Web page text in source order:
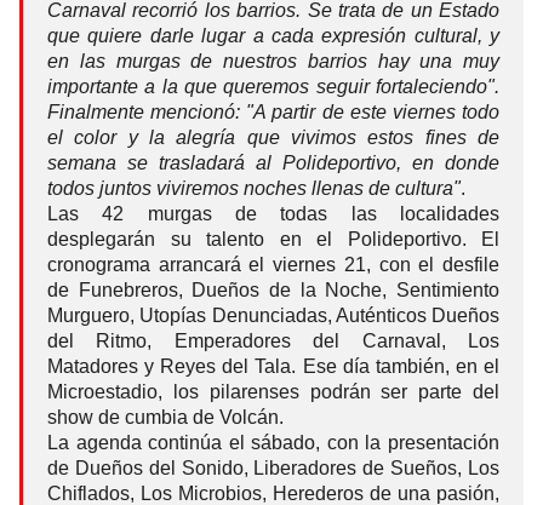
Carnaval recorrió los barrios. Se trata de un Estado
que quiere darle lugar a cada expresión cultural, y
en las murgas de nuestros barrios hay una muy
importante a la que queremos seguir fortaleciendo".
Finalmente mencionó: "A partir de este viernes todo
el color y la alegría que vivimos estos fines de
semana se trasladará al Polideportivo, en donde
todos juntos viviremos noches llenas de cultura".
Las 42 murgas de todas las localidades
desplegarán su talento en el Polideportivo. El
cronograma arrancará el viernes 21, con el desfile
de Funebreros, Dueños de la Noche, Sentimiento
Murguero, Utopías Denunciadas, Auténticos Dueños
del Ritmo, Emperadores del Carnaval, Los
Matadores y Reyes del Tala. Ese día también, en el
Microestadio, los pilarenses podrán ser parte del
show de cumbia de Volcán.
La agenda continúa el sábado, con la presentación
de Dueños del Sonido, Liberadores de Sueños, Los
Chiflados, Los Microbios, Herederos de una pasión,